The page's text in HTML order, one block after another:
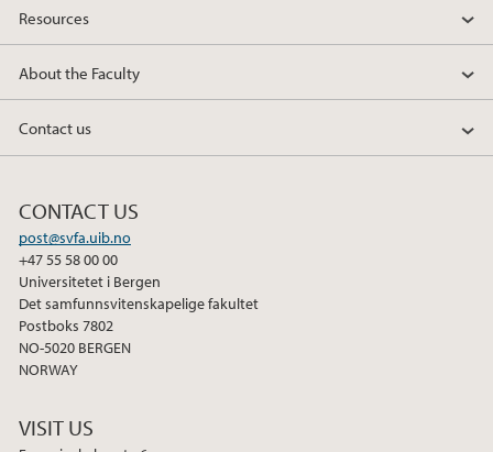
Resources
About the Faculty
Contact us
CONTACT US
post@svfa.uib.no
+47 55 58 00 00
Universitetet i Bergen
Det samfunnsvitenskapelige fakultet
Postboks 7802
NO-5020 BERGEN
NORWAY
VISIT US